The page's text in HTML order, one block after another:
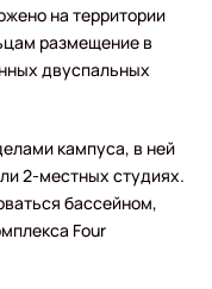
на территории
размещение в
двуспальных
кампуса, в ней
2-местных студиях.
бассейном,
Four